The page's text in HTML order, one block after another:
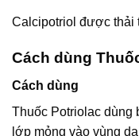
Calcipotriol được thải
Cách dùng
Cách dùng
Thuốc Potriolac dùng
lớp mỏng vào vùng